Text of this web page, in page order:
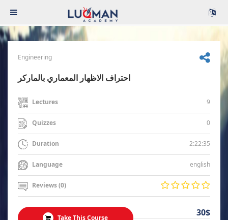
Engineering
احتراف الاظهار المعماري بالماركر
Lectures 9
Quizzes 0
Duration 2:22:35
Language english
Reviews (0)
Take This Course 30$